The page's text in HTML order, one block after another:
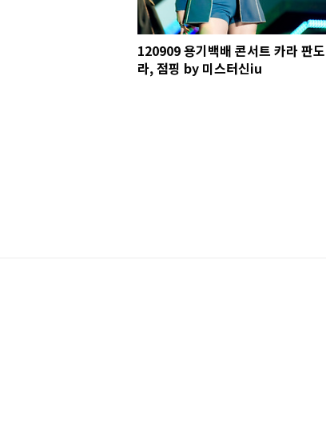
120909 용기백배 콘서트 카라 판도
라, 점핑 by 미스터신iu